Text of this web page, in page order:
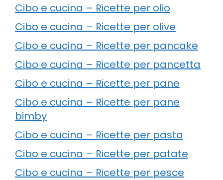
Cibo e cucina – Ricette per olio
Cibo e cucina – Ricette per olive
Cibo e cucina – Ricette per pancake
Cibo e cucina – Ricette per pancetta
Cibo e cucina – Ricette per pane
Cibo e cucina – Ricette per pane
bimby
Cibo e cucina – Ricette per pasta
Cibo e cucina – Ricette per patate
Cibo e cucina – Ricette per pesce